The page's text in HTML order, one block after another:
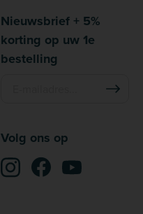
Nieuwsbrief + 5%
korting op uw 1e
bestelling
Volg ons op